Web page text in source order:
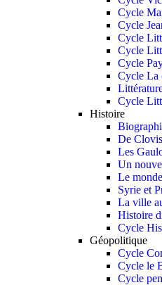
Cycle
Cycle
Cycle
Cycle
Cycle
Cycle La
Cycle
Histoire
De
Les
Un
Le
Syrie et
La ville
Histoire
Cycle
Géopolitique
Cycle
Cycle le
Cycle